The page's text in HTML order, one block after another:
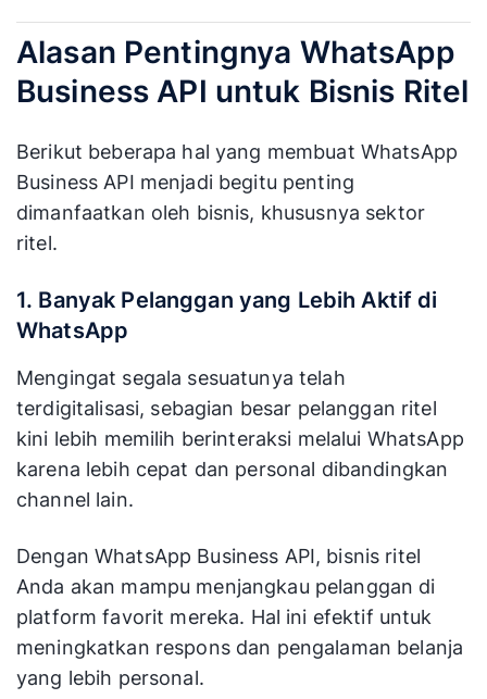
Alasan Pentingnya WhatsApp
Business API untuk Bisnis Ritel
Berikut beberapa hal yang membuat WhatsApp
Business API menjadi begitu penting
dimanfaatkan oleh bisnis, khususnya sektor
ritel.
1. Banyak Pelanggan yang Lebih Aktif di
WhatsApp
Mengingat segala sesuatunya telah
terdigitalisasi, sebagian besar pelanggan ritel
kini lebih memilih berinteraksi melalui WhatsApp
karena lebih cepat dan personal dibandingkan
channel lain.
Dengan WhatsApp Business API, bisnis ritel
Anda akan mampu menjangkau pelanggan di
platform favorit mereka. Hal ini efektif untuk
meningkatkan respons dan pengalaman belanja
yang lebih personal.